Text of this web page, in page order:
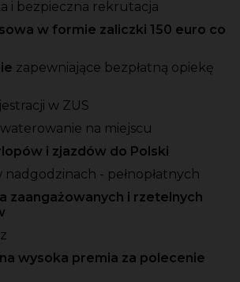
i bezpieczna rekrutacja
w formie zaliczki 150 euro co
zapewniające bezpłatną opiekę
w ZUS
na miejscu
i zjazdów do Polski
nadgodzinach - pełnopłatnych
zaangażowanych i rzetelnych
wysoka premia za polecenie